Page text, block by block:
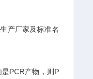
产厂家及标准名
PCR产物，则P